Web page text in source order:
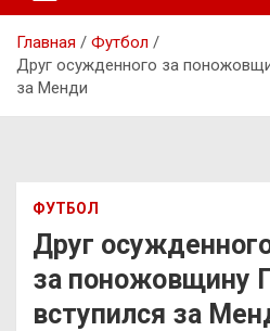
Главная
Футбол
Друг осужденного за
за Менди
ФУТБОЛ
Друг
за поножовщину
вступился за